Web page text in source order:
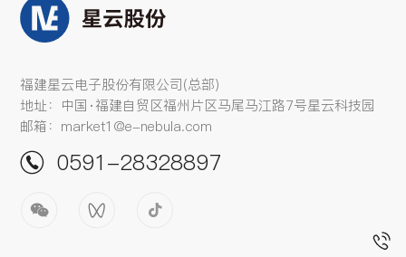
福建星云电子股份有限公司(总部)
地址：中国·福建自贸区福州片区马尾马江路7号星云科技园
邮箱：market1@e-nebula.com
0591-28328897